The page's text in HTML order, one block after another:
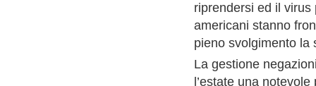
riprendersi ed il
americani stanno
pieno svolgimento la
La gestione
l’estate una